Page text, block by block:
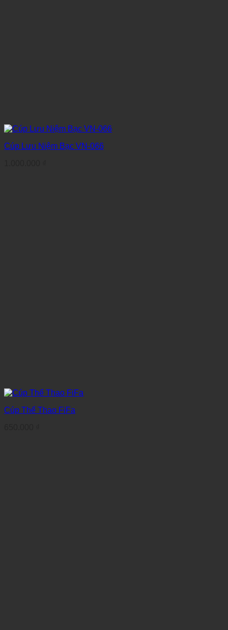
Cúp Lưu Niệm Bạc VN-066
Cúp Thể Thao FiFa